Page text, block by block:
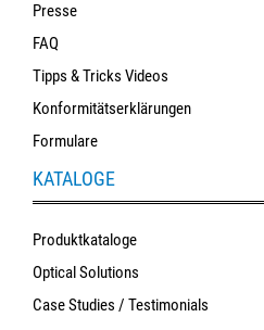
Schleiftechnik
SALE
Presse
FAQ
Tipps & Tricks Videos
Konformitätserklärungen
Formulare
KATALOGE
Produktkataloge
Optical Solutions
Case Studies / Testimonials